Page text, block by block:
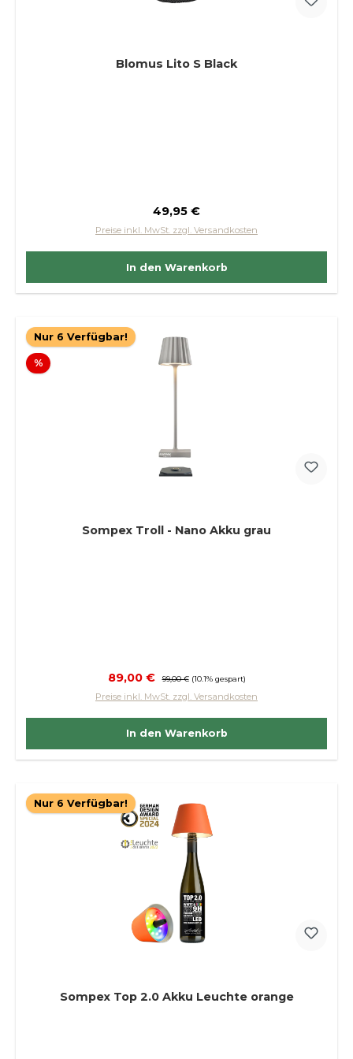
Blomus Lito S Black
Regulärer Preis:
49,95 €
Preise inkl. MwSt. zzgl. Versandkosten
In den Warenkorb
Nur 6 Verfügbar!
%Rabatt
Sompex Troll - Nano Akku grau
Verkaufspreis:
89,00 € Regulärer Preis:
99,00 € (10.1% gespart)
Preise inkl. MwSt. zzgl. Versandkosten
In den Warenkorb
Nur 6 Verfügbar!
Sompex Top 2.0 Akku Leuchte orange